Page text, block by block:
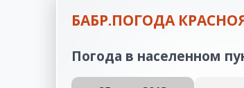
БАБР.ПОГОДА
Погода в населенном